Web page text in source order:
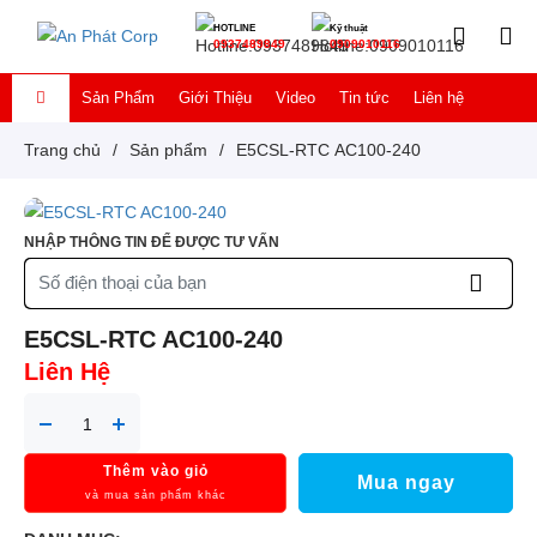
HOTLINE
0937489849
Kỹ thuật
0909010116
Sản Phẩm Giới Thiệu Video Tin tức Liên hệ
Trang chủ / Sản phẩm / E5CSL-RTC AC100-240
NHẬP THÔNG TIN ĐỂ ĐƯỢC TƯ VẤN
E5CSL-RTC AC100-240
Liên Hệ
Thêm vào giỏ
và mua sản phẩm khác
Mua ngay